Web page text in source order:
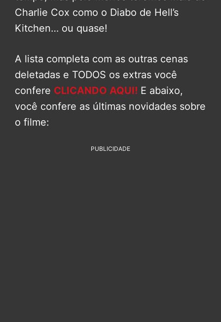
Charlie Cox como o Diabo de Hell’s
Kitchen… ou quase!
A lista completa com as outras cenas
deletadas e TODOS os extras você
confere CLICANDO AQUI! E abaixo,
você confere as últimas novidades sobre
o filme:
PUBLICIDADE